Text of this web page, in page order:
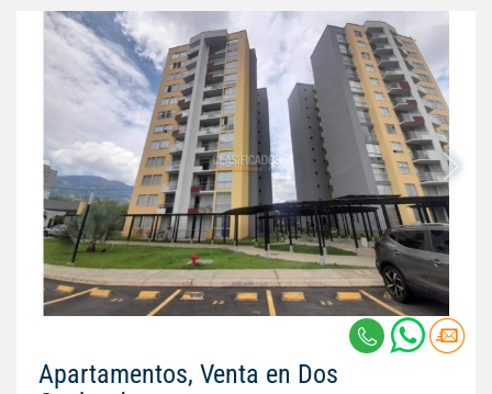
Apartamentos, Venta en Dos